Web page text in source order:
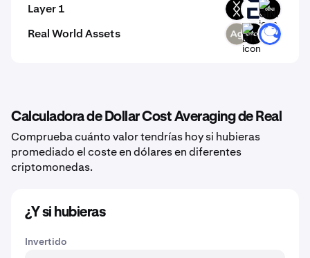
Layer 1 DRC EVR GINI
Real World Assets SLVR BTGOX ANT
Calculadora de Dollar Cost Averaging de Real
Comprueba cuánto valor tendrías hoy si hubieras
promediado el coste en dólares en diferentes
criptomonedas.
¿Y si hubieras
Invertido